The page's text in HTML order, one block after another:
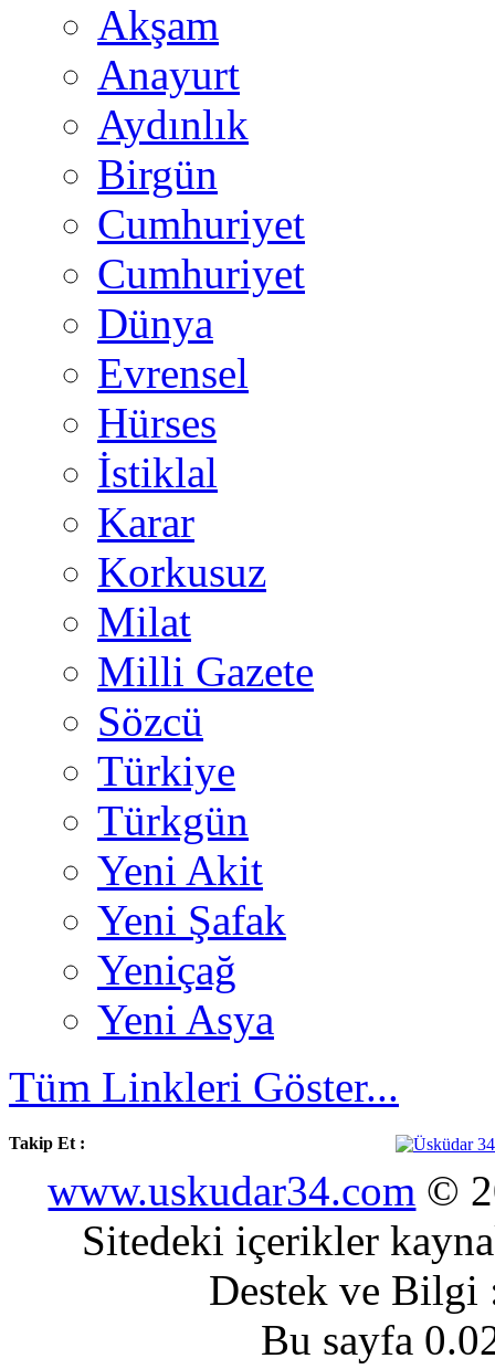
Akşam
Anayurt
Aydınlık
Birgün
Cumhuriyet
Cumhuriyet
Dünya
Evrensel
Hürses
İstiklal
Karar
Korkusuz
Milat
Milli Gazete
Sözcü
Türkiye
Türkgün
Yeni Akit
Yeni Şafak
Yeniçağ
Yeni Asya
Tüm Linkleri Göster...
Takip Et :
www.uskudar34.com ©
Sitedeki içerikler
Destek ve
Bu sayfa